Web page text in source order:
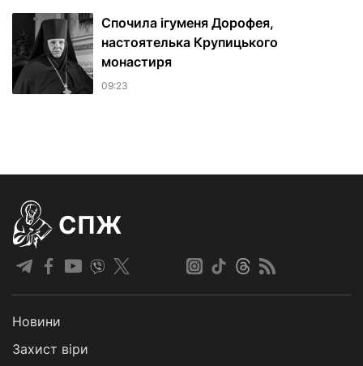
Спочила ігуменя Дорофея,
настоятелька Крупицького
монастиря
09:23
СПЖ
Новини
Захист віри